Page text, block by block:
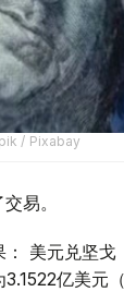
/ Pixabay
易。
美元兑坚
亿美